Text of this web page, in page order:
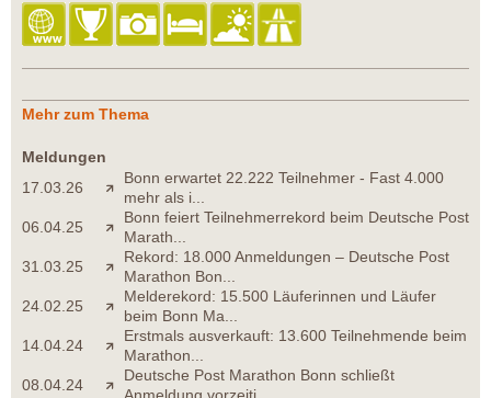
Mehr zum Thema
Meldungen
17.03.26
Bonn erwartet 22.222 Teilnehmer - Fast 4.000
mehr als i...
06.04.25
Bonn feiert Teilnehmerrekord beim Deutsche Post
Marath...
31.03.25
Rekord: 18.000 Anmeldungen – Deutsche Post
Marathon Bon...
24.02.25
Melderekord: 15.500 Läuferinnen und Läufer
beim Bonn Ma...
14.04.24
Erstmals ausverkauft: 13.600 Teilnehmende beim
Marathon...
08.04.24
Deutsche Post Marathon Bonn schließt
Anmeldung vorzeiti...